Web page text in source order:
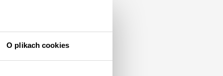
O plikach cookies